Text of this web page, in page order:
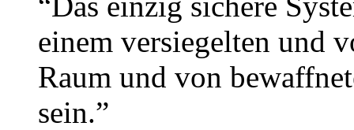
einem versiegelten und
Raum und von
sein.”